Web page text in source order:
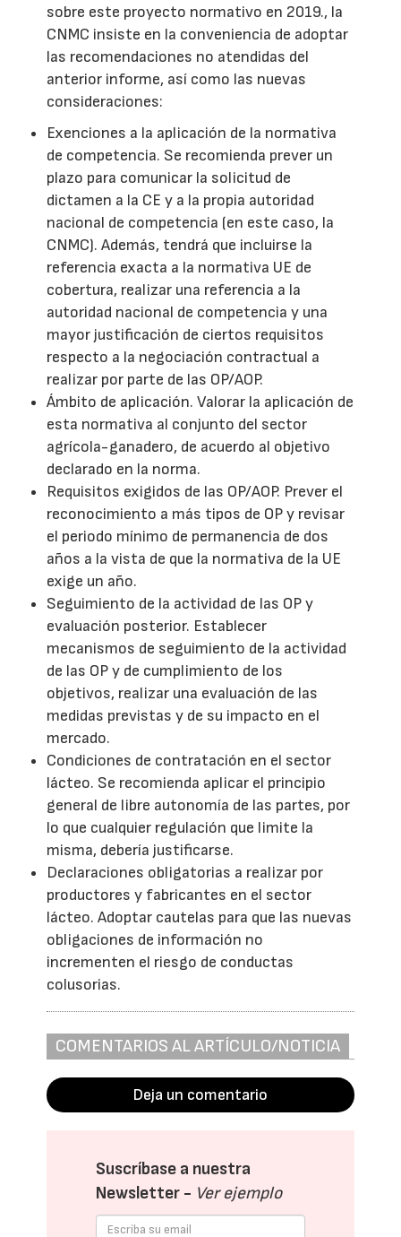
sobre este proyecto normativo en 2019., la
CNMC insiste en la conveniencia de adoptar
las recomendaciones no atendidas del
anterior informe, así como las nuevas
consideraciones:
Exenciones a la aplicación de la normativa
de competencia. Se recomienda prever un
plazo para comunicar la solicitud de
dictamen a la CE y a la propia autoridad
nacional de competencia (en este caso, la
CNMC). Además, tendrá que incluirse la
referencia exacta a la normativa UE de
cobertura, realizar una referencia a la
autoridad nacional de competencia y una
mayor justificación de ciertos requisitos
respecto a la negociación contractual a
realizar por parte de las OP/AOP.
Ámbito de aplicación. Valorar la aplicación de
esta normativa al conjunto del sector
agrícola-ganadero, de acuerdo al objetivo
declarado en la norma.
Requisitos exigidos de las OP/AOP. Prever el
reconocimiento a más tipos de OP y revisar
el periodo mínimo de permanencia de dos
años a la vista de que la normativa de la UE
exige un año.
Seguimiento de la actividad de las OP y
evaluación posterior. Establecer
mecanismos de seguimiento de la actividad
de las OP y de cumplimiento de los
objetivos, realizar una evaluación de las
medidas previstas y de su impacto en el
mercado.
Condiciones de contratación en el sector
lácteo. Se recomienda aplicar el principio
general de libre autonomía de las partes, por
lo que cualquier regulación que limite la
misma, debería justificarse.
Declaraciones obligatorias a realizar por
productores y fabricantes en el sector
lácteo. Adoptar cautelas para que las nuevas
obligaciones de información no
incrementen el riesgo de conductas
colusorias.
COMENTARIOS AL ARTÍCULO/NOTICIA
Deja un comentario
Suscríbase a nuestra
Newsletter - Ver ejemplo